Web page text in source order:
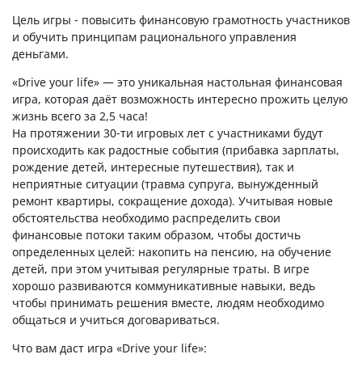
Цель игры - повысить финансовую грамотность участников
и обучить принципам рационального управления
деньгами.
«Drive your life» — это уникальная настольная финансовая
игра, которая даёт возможность интересно прожить целую
жизнь всего за 2,5 часа!
На протяжении 30-ти игровых лет с участниками будут
происходить как радостные события (прибавка зарплаты,
рождение детей, интересные путешествия), так и
неприятные ситуации (травма супруга, вынужденный
ремонт квартиры, сокращение дохода). Учитывая новые
обстоятельства необходимо распределить свои
финансовые потоки таким образом, чтобы достичь
определенных целей: накопить на пенсию, на обучение
детей, при этом учитывая регулярные траты. В игре
хорошо развиваются коммуникативные навыки, ведь
чтобы принимать решения вместе, людям необходимо
общаться и учиться договариваться.
Что вам даст игра «Drive your life»: